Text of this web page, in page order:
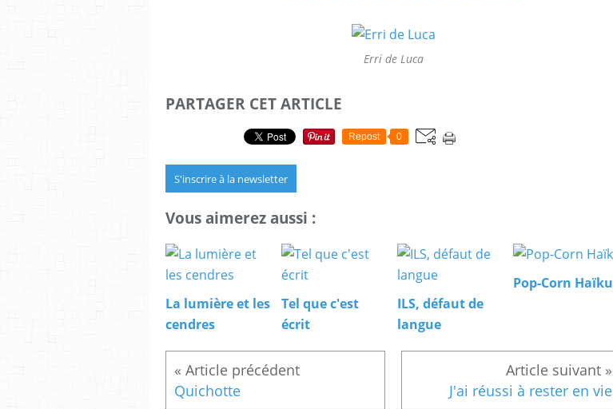
Erri de Luca
PARTAGER CET ARTICLE
Repost 0
S'inscrire à la newsletter
Vous aimerez aussi :
La lumière et les
cendres
Tel que c'est
écrit
ILS, défaut de
langue
Pop-Corn Haïku
Quichotte J'ai réussi à rester en vie